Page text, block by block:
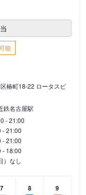
能
椿町18-22 ロータスビ
鉄名古屋駅
- 21:00
- 21:00
- 21:00
- 18:00
）なし
7
8
9